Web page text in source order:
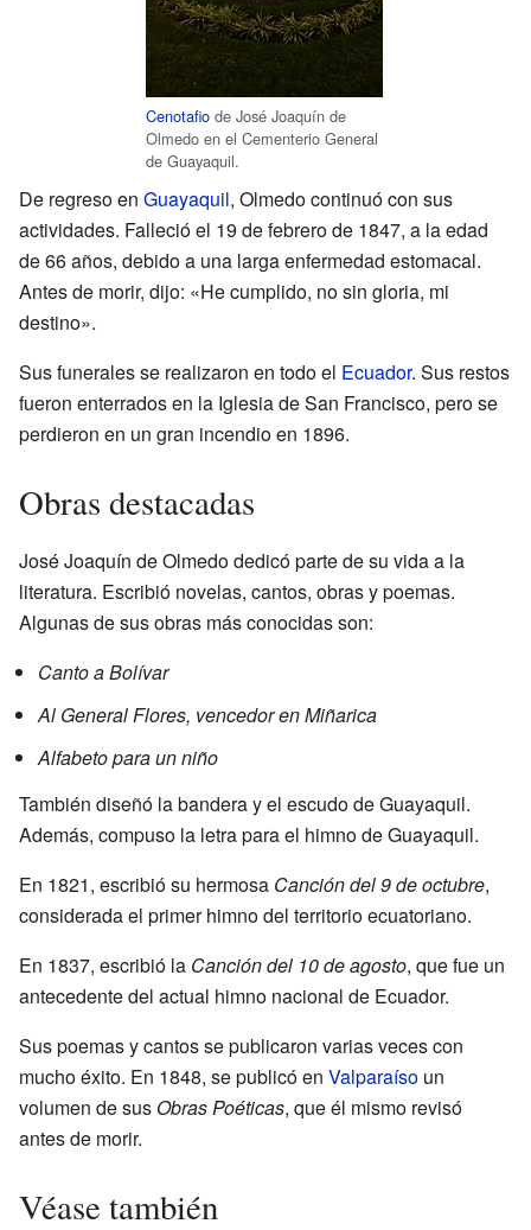
Cenotafio de José Joaquín de
Olmedo en el Cementerio General
de Guayaquil.
De regreso en Guayaquil, Olmedo continuó con sus
actividades. Falleció el 19 de febrero de 1847, a la edad
de 66 años, debido a una larga enfermedad estomacal.
Antes de morir, dijo: «He cumplido, no sin gloria, mi
destino».
Sus funerales se realizaron en todo el Ecuador. Sus restos
fueron enterrados en la Iglesia de San Francisco, pero se
perdieron en un gran incendio en 1896.
Obras destacadas
José Joaquín de Olmedo dedicó parte de su vida a la
literatura. Escribió novelas, cantos, obras y poemas.
Algunas de sus obras más conocidas son:
Canto a Bolívar
Al General Flores, vencedor en Miñarica
Alfabeto para un niño
También diseñó la bandera y el escudo de Guayaquil.
Además, compuso la letra para el himno de Guayaquil.
En 1821, escribió su hermosa Canción del 9 de octubre,
considerada el primer himno del territorio ecuatoriano.
En 1837, escribió la Canción del 10 de agosto, que fue un
antecedente del actual himno nacional de Ecuador.
Sus poemas y cantos se publicaron varias veces con
mucho éxito. En 1848, se publicó en Valparaíso un
volumen de sus Obras Poéticas, que él mismo revisó
antes de morir.
Véase también